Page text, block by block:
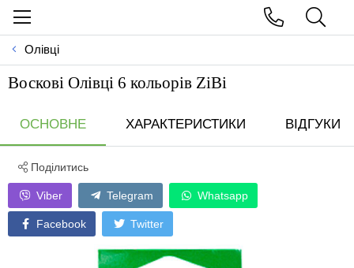
Олівці
Воскові Олівці 6 кольорів ZiBi
ОСНОВНЕ ХАРАКТЕРИСТИКИ ВІДГУКИ
Поділитись
Viber Telegram Whatsapp
Facebook Twitter